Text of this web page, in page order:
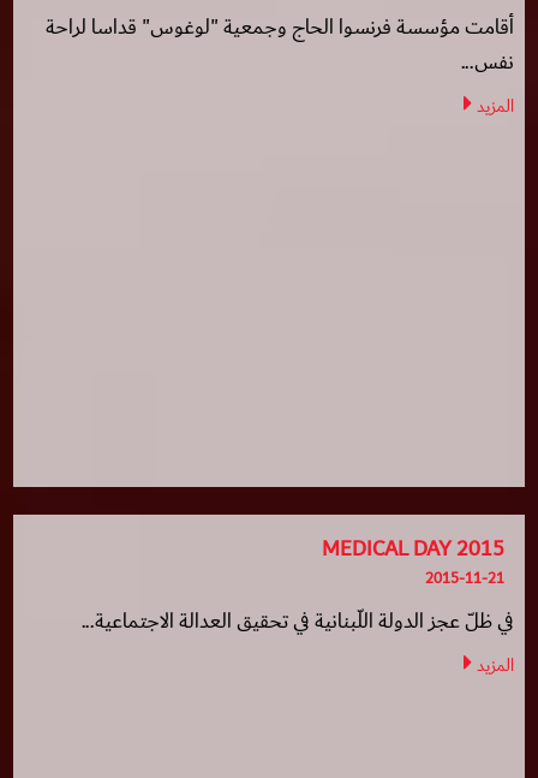
أقامت مؤسسة فرنسوا الحاج وجمعية "لوغوس" قداسا لراحة
نفس...
المزيد
MEDICAL DAY 2015
2015-11-21
في ظلّ عجز الدولة اللّبنانية في تحقيق العدالة الاجتماعية...
المزيد